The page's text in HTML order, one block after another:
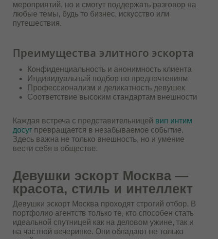
мероприятий, но и смогут поддержать разговор на
любые темы, будь то бизнес, искусство или
путешествия.
Преимущества элитного эскорта
Конфиденциальность и анонимность клиента
Индивидуальный подбор по предпочтениям
Профессионализм и деликатность девушек
Соответствие высоким стандартам внешности
Каждая встреча с представительницей вип интим
досугпревращается в незабываемое событие.
Здесь важна не только внешность, но и умение
вести себя в обществе.
Девушки эскорт Москва —
красота, стиль и интеллект
Девушки эскорт Москва проходят строгий отбор. В
портфолио агентств только те, кто способен стать
идеальной спутницей как на деловом ужине, так и
на частной вечеринке. Они обладают не только